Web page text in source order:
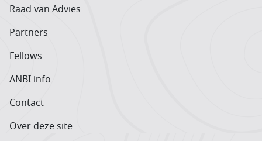
Raad van Advies
Partners
Fellows
ANBI info
Contact
Over deze site